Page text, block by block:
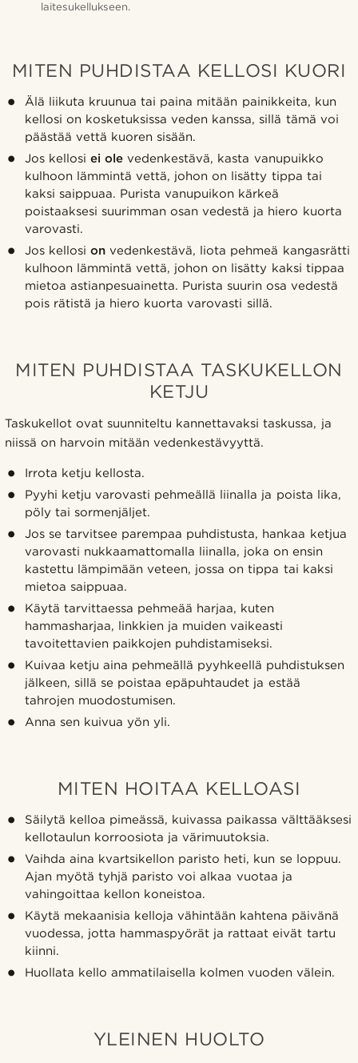
laitesukellukseen.
MITEN PUHDISTAA KELLOSI KUORI
Älä liikuta kruunua tai paina mitään painikkeita, kun
kellosi on kosketuksissa veden kanssa, sillä tämä voi
päästää vettä kuoren sisään.
Jos kellosiei ole vedenkestävä, kasta vanupuikko
kulhoon lämmintä vettä, johon on lisätty tippa tai
kaksi saippuaa. Purista vanupuikon kärkeä
poistaaksesi suurimman osan vedestä ja hiero kuorta
varovasti.
Jos kellosion vedenkestävä, liota pehmeä kangasrätti
kulhoon lämmintä vettä, johon on lisätty kaksi tippaa
mietoa astianpesuainetta. Purista suurin osa vedestä
pois rätistä ja hiero kuorta varovasti sillä.
MITEN PUHDISTAA TASKUKELLON
KETJU
Taskukellot ovat suunniteltu kannettavaksi taskussa, ja
niissä on harvoin mitään vedenkestävyyttä.
Irrota ketju kellosta.
Pyyhi ketju varovasti pehmeällä liinalla ja poista lika,
pöly tai sormenjäljet.
Jos se tarvitsee parempaa puhdistusta, hankaa ketjua
varovasti nukkaamattomalla liinalla, joka on ensin
kastettu lämpimään veteen, jossa on tippa tai kaksi
mietoa saippuaa.
Käytä tarvittaessa pehmeää harjaa, kuten
hammasharjaa, linkkien ja muiden vaikeasti
tavoitettavien paikkojen puhdistamiseksi.
Kuivaa ketju aina pehmeällä pyyhkeellä puhdistuksen
jälkeen, sillä se poistaa epäpuhtaudet ja estää
tahrojen muodostumisen.
Anna sen kuivua yön yli.
MITEN HOITAA KELLOASI
Säilytä kelloa pimeässä, kuivassa paikassa välttääksesi
kellotaulun korroosiota ja värimuutoksia.
Vaihda aina kvartsikellon paristo heti, kun se loppuu.
Ajan myötä tyhjä paristo voi alkaa vuotaa ja
vahingoittaa kellon koneistoa.
Käytä mekaanisia kelloja vähintään kahtena päivänä
vuodessa, jotta hammaspyörät ja rattaat eivät tartu
kiinni.
Huollata kello ammatilaisella kolmen vuoden välein.
YLEINEN HUOLTO